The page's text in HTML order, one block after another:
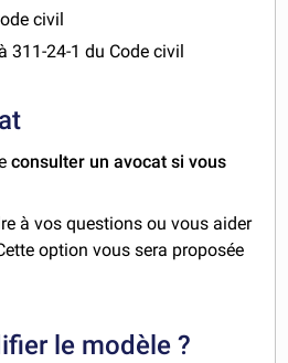
civil
311-24-1 du Code civil
consulter un avocat si vous
à vos questions ou vous aider
option vous sera proposée
le modèle ?